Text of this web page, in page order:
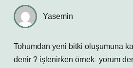
Yasemin
Tohumdan yeni bitki oluşumuna
denir ? işlenirken örnek–yorum